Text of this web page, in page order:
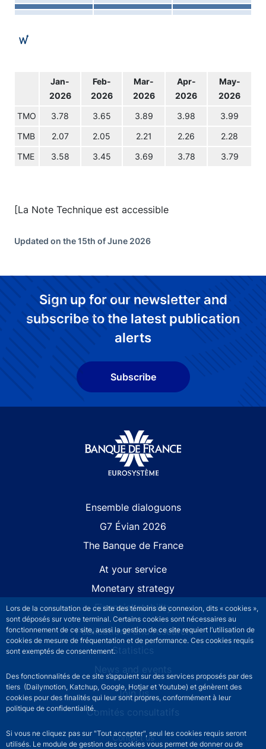
Lors de la consultation de ce site des témoins de connexion, dits « cookies »,
sont déposés sur votre terminal. Certains cookies sont nécessaires au
fonctionnement de ce site, aussi la gestion de ce site requiert l’utilisation de
cookies de mesure de fréquentation et de performance. Ces cookies requis
sont exemptés de consentement.
Des fonctionnalités de ce site s’appuient sur des services proposés par des
tiers (Dailymotion, Katchup, Google, Hotjar et Youtube) et génèrent des
cookies pour des finalités qui leur sont propres, conformément à leur
politique de confidentialité.
Si vous ne cliquez pas sur "Tout accepter", seul les cookies requis seront
utilisés. Le module de gestion des cookies vous permet de donner ou de
Jan-
2026
Feb-
2026
Mar-
2026
Apr-
2026
May-
2026
TMO 3.78 3.65 3.89 3.98 3.99
TMB 2.07 2.05 2.21 2.26 2.28
TME 3.58 3.45 3.69 3.78 3.79
[La Note Technique est accessible
Updated on the 15th of June 2026
Sign up for our newsletter and
subscribe to the latest publication
alerts
Subscribe
Ensemble dialoguons
G7 Évian 2026
The Banque de France
At your service
Monetary strategy
Financial stability
Publications and research
Statistics
News and events
Join us
Comités consultatifs
Footer secondary menuContact us